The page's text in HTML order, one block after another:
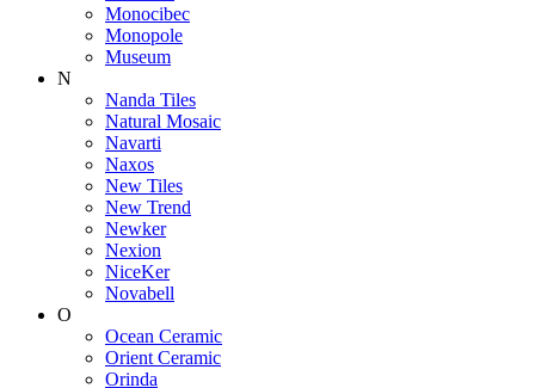
Monocibec
Monopole
Museum
N
Nanda Tiles
Natural Mosaic
Navarti
Naxos
New Tiles
New Trend
Newker
Nexion
NiceKer
Novabell
O
Ocean Ceramic
Orient Ceramic
Orinda